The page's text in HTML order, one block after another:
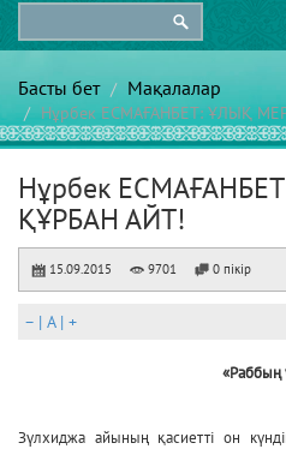
Басты бет Мақалалар
Нұрбек ЕСМАҒАНБЕТ: ҰЛЫҚ
Нұрбек
ҚҰРБАН АЙТ!
15.09.2015 9701 0 пікір
– | A| +
«Раббың
Зүлхиджа айының қасиетті он